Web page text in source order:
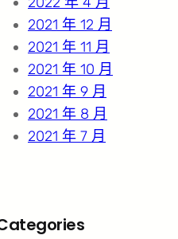
2021 年 12 月
2021 年 11 月
2021 年 10 月
2021 年 9 月
2021 年 8 月
2021 年 7 月